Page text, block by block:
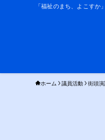
「福祉のまち、よこすか
ホーム 議員活動 街頭演